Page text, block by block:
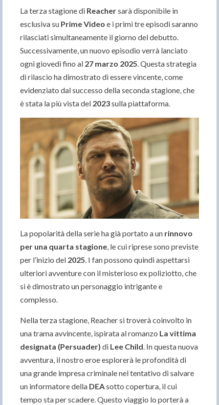
La terza stagione di Reachersarà disponibile in
esclusiva su Prime Video e i primi tre episodi saranno
rilasciati simultaneamente il giorno del debutto.
Successivamente, un nuovo episodio verrà lanciato
ogni giovedì fino al 27 marzo 2025. Questa strategia
di rilascio ha dimostrato di essere vincente, come
evidenziato dal successo della seconda stagione, che
è stata la più vista del 2023sulla piattaforma.
La popolarità della serie ha già portato a un rinnovo
per una quarta stagione, le cui riprese sono previste
per l’inizio del 2025. I fan possono quindi aspettarsi
ulteriori avventure con il misterioso ex poliziotto, che
si è dimostrato un personaggio intrigante e
complesso.
Nella terza stagione, Reacher si troverà coinvolto in
una trama avvincente, ispirata al romanzo La vittima
designata (Persuader) di Lee Child. In questa nuova
avventura, il nostro eroe esplorerà le profondità di
una grande impresa criminale nel tentativo di salvare
un informatore della DEAsotto copertura, il cui
tempo sta per scadere. Questo viaggio lo porterà a